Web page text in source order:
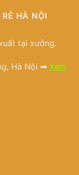
HÀ NỘI
tại xưởng.
Hà Nội ➡ Xem